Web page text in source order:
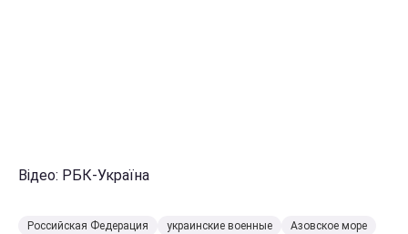
Відео: РБК-Україна
Российская Федерация украинские военные Азовское море